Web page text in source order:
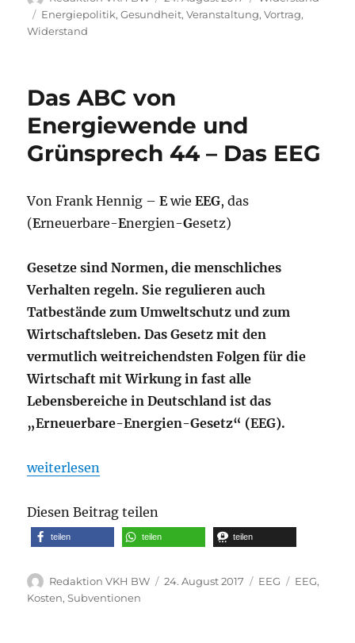
am
Schlagwörter
Energiepolitik,Gesundheit,Veranstaltung,Vortrag,
Widerstand
Das ABC von
Energiewende und
Grünsprech 44 – Das EEG
Von Frank Hennig –EwieEEG, das
(Erneuerbare-Energien-Gesetz)
Gesetze sind Normen, die menschliches
Verhalten regeln. Sie regulieren auch
Tatbestände zum Umweltschutz und zum
Wirtschaftsleben. Das Gesetz mit den
vermutlich weitreichendsten Folgen für die
Wirtschaft mit Wirkung in fast alle
Lebensbereiche in Deutschland ist das
„Erneuerbare-Energien-Gesetz“ (EEG).
„Das ABC von Energiewende und Grünsprech 44 –
weiterlesen
Diesen Beitrag teilen
teilen teilen teilen
Autor
Redaktion VKH BW
Veröffentlicht
24. August 2017 Kategorien
EEG EEG,
Kosten,Subventionen